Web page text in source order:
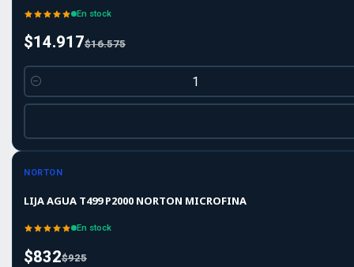
En stock
$14.917$16.575
Cantidad
-10%OFF
NORTON
LIJA AGUA T499 P2000 NORTON MICROFINA
En stock
$832$925